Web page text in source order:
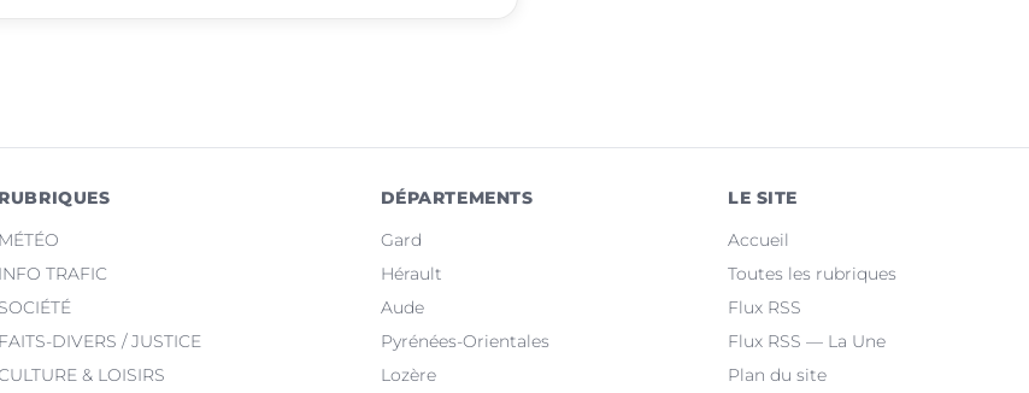
Le Vigan-en-Quercy
RUBRIQUES
MÉTÉO
INFO TRAFIC
SOCIÉTÉ
FAITS-DIVERS / JUSTICE
& LOISIRS
DÉPARTEMENTS
Gard
Hérault
Aude
Pyrénées-Orientales
Lozère
LE SITE
Accueil
Toutes les rubriques
Flux RSS
Flux RSS — La Une
Plan du site